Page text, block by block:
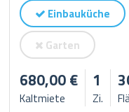
Einbauküche
Garten
680,00 €
Kaltmiete
1
Zi.